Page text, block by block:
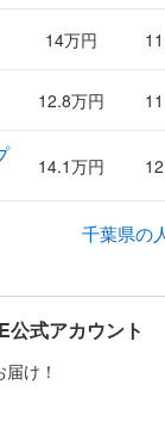
14万円
12.8万円
14.1万円
千葉県の
式アカウント
け！